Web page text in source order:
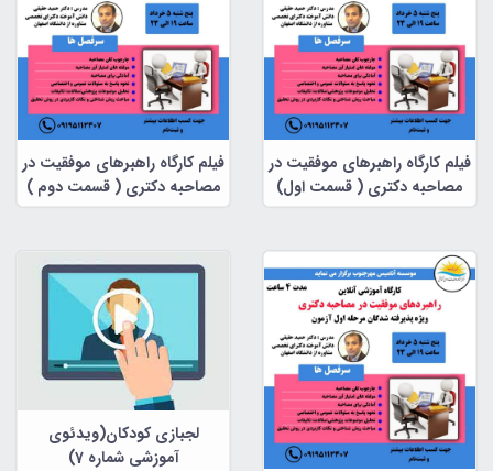
فیلم کارگاه راهبرهای موفقیت در
مصاحبه دکتری ( قسمت اول)
فیلم کارگاه راهبرهای موفقیت در
مصاحبه دکتری ( قسمت دوم )
لجبازی کودکان(ویدئوی
آموزشی شماره 7)